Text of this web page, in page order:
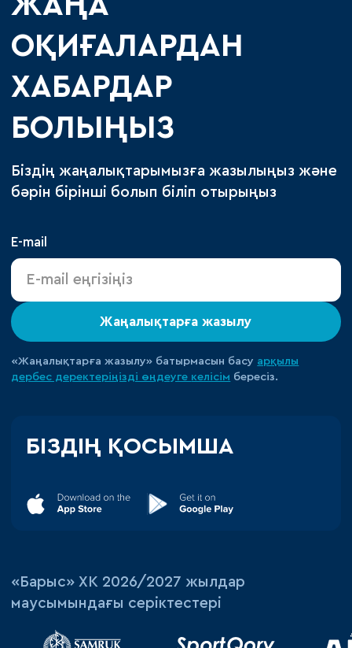
ОҚИҒАЛАРДАН
ХАБАРДАР
БОЛЫҢЫЗ
Біздің жаңалықтарымызға жазылыңыз және
бәрін бірінші болып біліп отырыңыз
E-mail
Жаңалықтарға жазылу
«Жаңалықтарға жазылу» батырмасын басу арқылы
дербес деректеріңізді өңдеуге келісім бересіз.
БІЗДІҢ ҚОСЫМША
«‎Барыс»‎ ХК 2026/2027 жылдар
маусымындағы серіктестері